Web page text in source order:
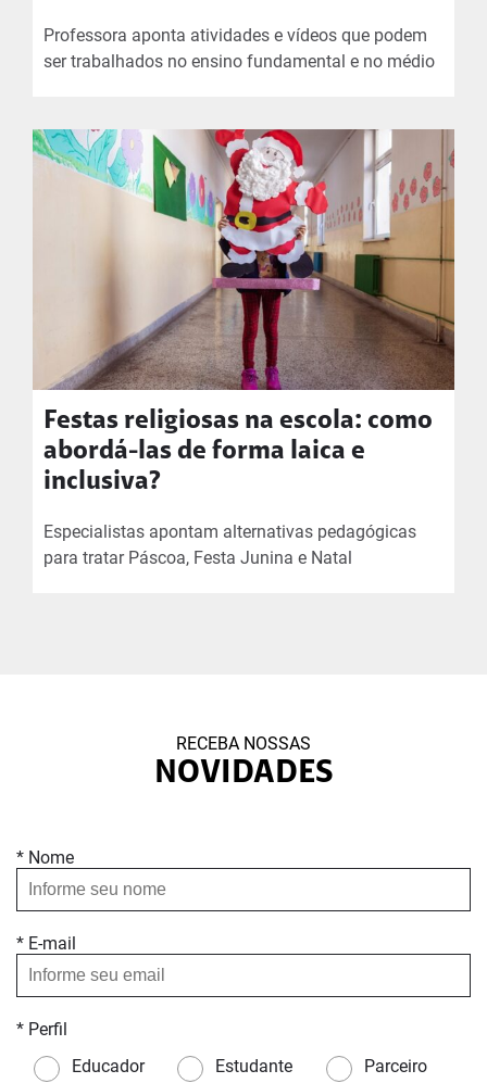
Professora aponta atividades e vídeos que podem
ser trabalhados no ensino fundamental e no médio
Festas religiosas na escola: como
abordá-las de forma laica e
inclusiva?
Especialistas apontam alternativas pedagógicas
para tratar Páscoa, Festa Junina e Natal
RECEBA NOSSAS
NOVIDADES
* Nome
* E-mail
* Perfil
Educador
Estudante Parceiro